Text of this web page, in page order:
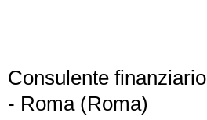
Consulente finanziario
- Roma (Roma)